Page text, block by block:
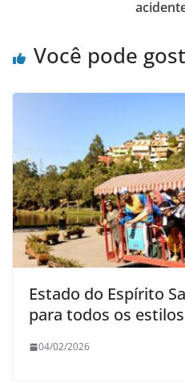
p
Você pode
Estado do Espírito
para todos os
04/02/2026